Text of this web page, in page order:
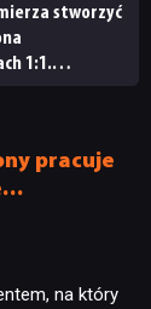
stworzyć
1:1.
pracuje
na który